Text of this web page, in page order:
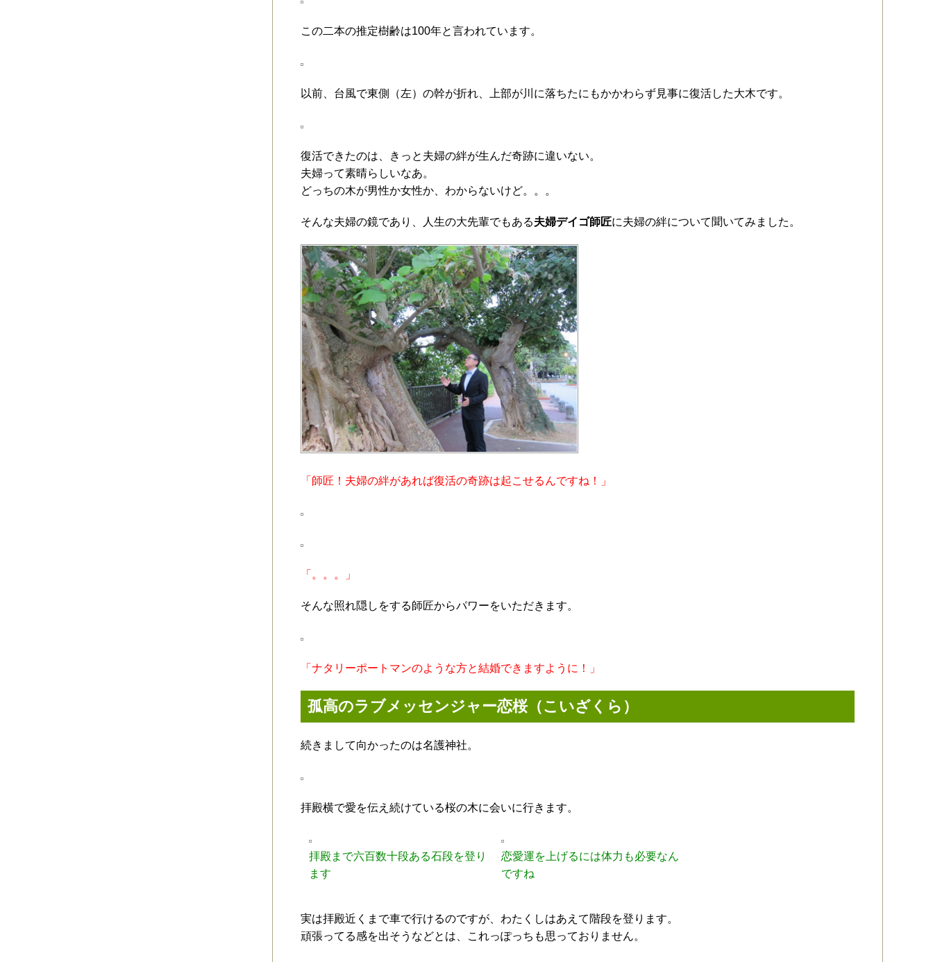
この二本の推定樹齢は100年と言われています。
以前、台風で東側（左）の幹が折れ、上部が川に落ちたにもかかわらず見事に復活した大木です。
復活できたのは、きっと夫婦の絆が生んだ奇跡に違いない。
夫婦って素晴らしいなあ。
どっちの木が男性か女性か、わからないけど。。。
そんな夫婦の鏡であり、人生の大先輩でもある夫婦デイゴ師匠に夫婦の絆について聞いてみました。
「師匠！夫婦の絆があれば復活の奇跡は起こせるんですね！」
「。。。」
そんな照れ隠しをする師匠からパワーをいただきます。
「ナタリーポートマンのような方と結婚できますように！」
孤高のラブメッセンジャー恋桜（こいざくら）
続きまして向かったのは名護神社。
拝殿横で愛を伝え続けている桜の木に会いに行きます。
拝殿まで六百数十段ある石段を登り
ます
恋愛運を上げるには体力も必要なん
ですね
実は拝殿近くまで車で行けるのですが、わたくしはあえて階段を登ります。
頑張ってる感を出そうなどとは、これっぽっちも思っておりません。